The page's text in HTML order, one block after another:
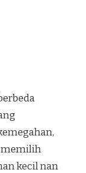
memilih
kecil nan